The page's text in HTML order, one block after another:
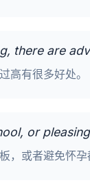
there are
高有很多好处。
or
，或者避免怀孕